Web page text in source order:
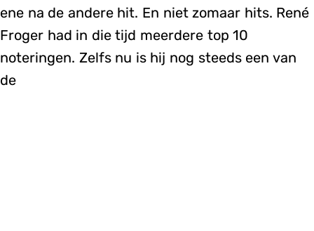
ene na de andere hit. En niet zomaar hits. René
Froger had in die tijd meerdere top 10
noteringen. Zelfs nu is hij nog steeds een van
de